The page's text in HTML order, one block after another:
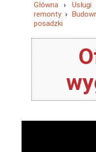
Główna ›
remonty›
posadzki